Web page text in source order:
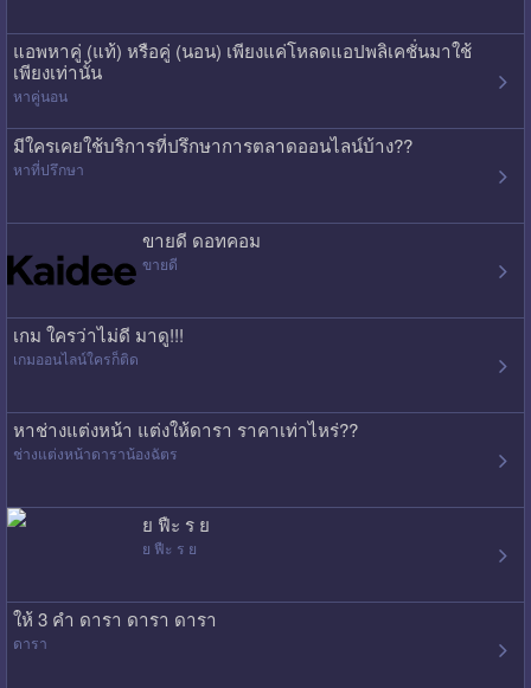
แอพหาคู่ (แท้) หรือคู่ (นอน) เพียงแค่โหลดแอปพลิเคชั่นมาใช้
เพียงเท่านั้น
หาคู่นอน
มีใครเคยใช้บริการที่ปรึกษาการตลาดออนไลน์บ้าง??
หาที่ปรึกษา
ขายดี ดอทคอม
ขายดี
เกม ใครว่าไม่ดี มาดู!!!
เกมออนไลน์ใครก็ติด
หาช่างแต่งหน้า แต่งให้ดารา ราคาเท่าไหร่??
ช่างแต่งหน้าดาราน้องฉัตร
ย ฟืะ ร ย
ย ฟืะ ร ย
ให้ 3 คำ ดารา ดารา ดารา
ดารา